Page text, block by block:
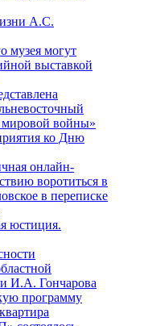
А.С.
музея могут
выставкой
войны»
ко Дню
онлайн-
воротиться в
в переписке
юстиция.
И.А. Гончарова
программу